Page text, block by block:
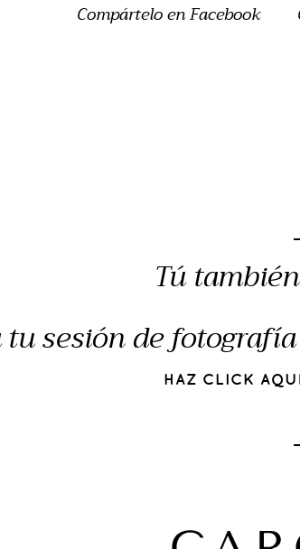
Compártelo en Facebook
Tú
tu sesión de
HAZ CLICK